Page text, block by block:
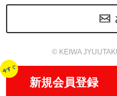
© KEIWA
今すぐ
新規会員登録